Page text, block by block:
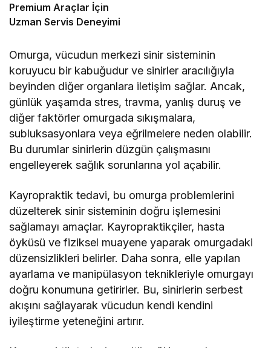
Premium Araçlar İçin
Uzman Servis Deneyimi
Omurga, vücudun merkezi sinir sisteminin
koruyucu bir kabuğudur ve sinirler aracılığıyla
beyinden diğer organlara iletişim sağlar. Ancak,
günlük yaşamda stres, travma, yanlış duruş ve
diğer faktörler omurgada sıkışmalara,
subluksasyonlara veya eğrilmelere neden olabilir.
Bu durumlar sinirlerin düzgün çalışmasını
engelleyerek sağlık sorunlarına yol açabilir.
Kayropraktik tedavi, bu omurga problemlerini
düzelterek sinir sisteminin doğru işlemesini
sağlamayı amaçlar. Kayropraktikçiler, hasta
öyküsü ve fiziksel muayene yaparak omurgadaki
düzensizlikleri belirler. Daha sonra, elle yapılan
ayarlama ve manipülasyon teknikleriyle omurgayı
doğru konumuna getirirler. Bu, sinirlerin serbest
akışını sağlayarak vücudun kendi kendini
iyileştirme yeteneğini artırır.